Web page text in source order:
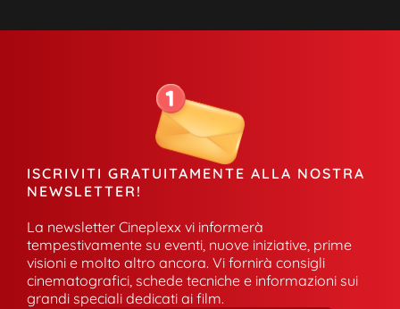
ISCRIVITI GRATUITAMENTE ALLA NOSTRA
NEWSLETTER!
La newsletter Cineplexx vi informerà
tempestivamente su eventi, nuove iniziative, prime
visioni e molto altro ancora. Vi fornirà consigli
cinematografici, schede tecniche e informazioni sui
grandi speciali dedicati ai film.